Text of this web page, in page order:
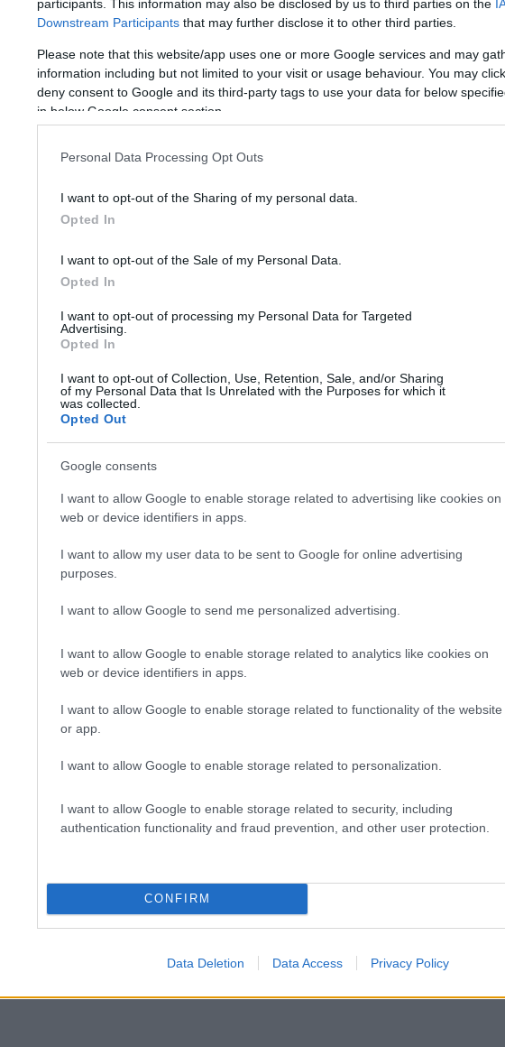
participants. This information may also be disclosed by us to third parties on the
Downstream Participants that may further disclose it to other third parties.
Please note that this website/app uses one or more Google services and may
information including but not limited to your visit or usage behaviour. You may
deny consent to Google and its third-party tags to use your data for below
in below Google consent section.
Personal Data Processing Opt Outs
I want to opt-out of the Sharing of my personal data.
Opted In
I want to opt-out of the Sale of my Personal Data.
Opted In
I want to opt-out of processing my Personal Data for Targeted
Advertising.
Opted In
I want to opt-out of Collection, Use, Retention, Sale, and/or Sharing
of my Personal Data that Is Unrelated with the Purposes for which it
was collected.
Opted Out
Google consents
I want to allow Google to enable storage related to advertising like cookies on
web or device identifiers in apps.
I want to allow my user data to be sent to Google for online advertising
purposes.
I want to allow Google to send me personalized advertising.
I want to allow Google to enable storage related to analytics like cookies on
web or device identifiers in apps.
I want to allow Google to enable storage related to functionality of the website
or app.
I want to allow Google to enable storage related to personalization.
I want to allow Google to enable storage related to security, including
authentication functionality and fraud prevention, and other user protection.
CONFIRM
Data Deletion Data Access Privacy Policy
közbe a biztosítós.
egy
Eladtam a lakásomat a
a
HUMOR
hogy “új életet”